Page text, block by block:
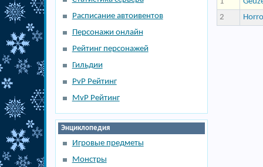
Расписание автоивентов
Персонажи онлайн
Рейтинг персонажей
Гильдии
PvP Рейтинг
MvP Рейтинг
Энциклопедия
Игровые предметы
Монстры
2